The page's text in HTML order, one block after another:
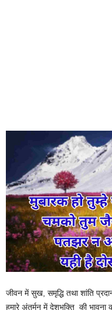
जीवन में सुख, समृद्धि तथा शांति
हमारे अंतर्मन में देशभक्ति की भावना